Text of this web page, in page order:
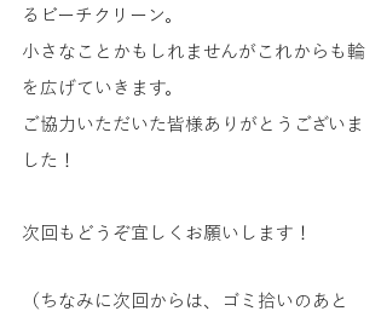
るビーチクリーン。
小さなことかもしれませんがこれからも輪
を広げていきます。
ご協力いただいた皆様ありがとうございま
した！
次回もどうぞ宜しくお願いします！
（ちなみに次回からは、ゴミ拾いのあと